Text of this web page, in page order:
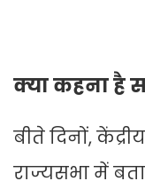
क्या कहना है
बीते दिनों,
राज्यसभा में